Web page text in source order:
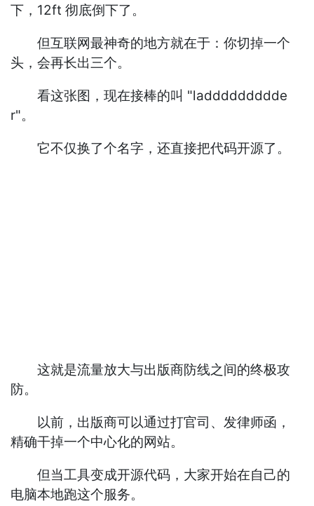
下，12ft 彻底倒下了。
但互联网最神奇的地方就在于：你切掉一个
头，会再长出三个。
看这张图，现在接棒的叫 "laddddddddde
r"。
它不仅换了个名字，还直接把代码开源了。
这就是流量放大与出版商防线之间的终极攻
防。
以前，出版商可以通过打官司、发律师函，
精确干掉一个中心化的网站。
但当工具变成开源代码，大家开始在自己的
电脑本地跑这个服务。